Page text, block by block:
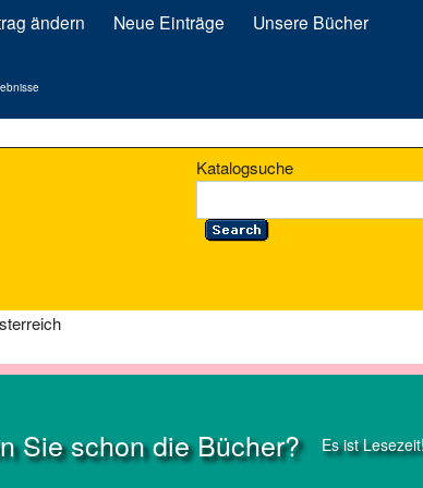
ändern Neue Einträge Unsere Bücher
Katalogsuche
Sie schon die Bücher? Es ist